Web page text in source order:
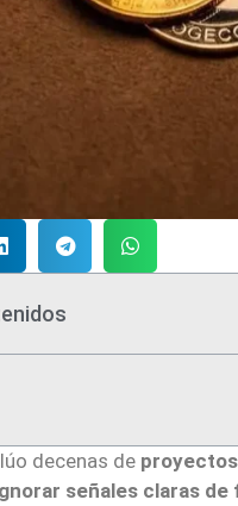
decenas de
señales claras de